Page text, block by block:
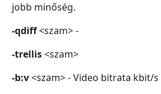
jobb minőség.
-qdiff<szam> -
-trellis<szam>
-b:v<szam> - Video bitrata kbit/s